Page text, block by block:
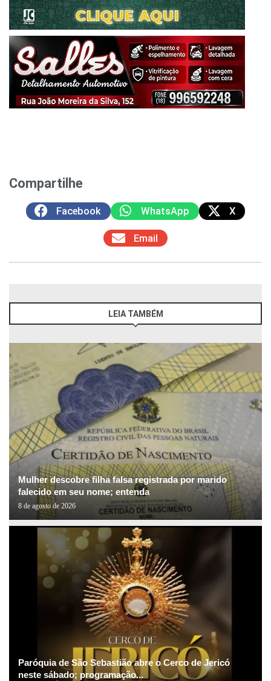
Compartilhe
Facebook WhatsApp X
Email
LEIA TAMBÉM
Mulher descobre filha falsa registrada por marido
falecido em seu nome; entenda
8 de agosto de 2026
Paróquia de São Sebastião abre o Cerco de Jericó
neste sábado; programação...